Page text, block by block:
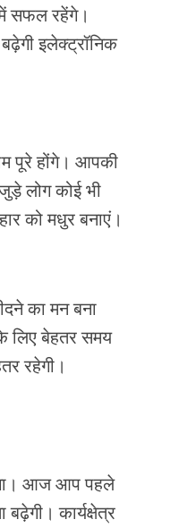
सफल रहेंगे।
इलेक्ट्रॉनिक
पूरे होंगे। आपकी
लोग कोई भी
को मधुर बनाएं।
का मन बना
लिए बेहतर समय
रहेगी।
आज आप पहले
कार्यक्षेत्र